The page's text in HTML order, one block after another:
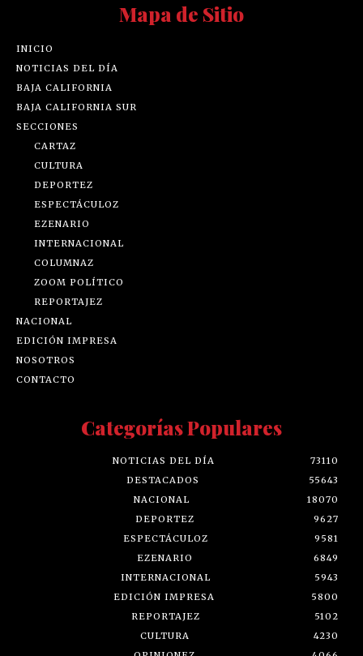
Mapa de Sitio
INICIO
NOTICIAS DEL DÍA
BAJA CALIFORNIA
BAJA CALIFORNIA SUR
SECCIONES
CARTAZ
CULTURA
DEPORTEZ
ESPECTÁCULOZ
EZENARIO
INTERNACIONAL
COLUMNAZ
ZOOM POLÍTICO
REPORTAJEZ
NACIONAL
EDICIÓN IMPRESA
NOSOTROS
CONTACTO
Categorías Populares
NOTICIAS DEL DÍA
73110
DESTACADOS
55643
NACIONAL
18070
DEPORTEZ
9627
ESPECTÁCULOZ
9581
EZENARIO
6849
INTERNACIONAL
5943
EDICIÓN IMPRESA
5800
REPORTAJEZ
5102
CULTURA
4230